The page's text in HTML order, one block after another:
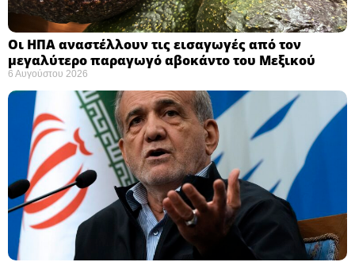
Οι ΗΠΑ αναστέλλουν τις εισαγωγές από τον
μεγαλύτερο παραγωγό αβοκάντο του Μεξικού ​
6 Αυγούστου 2026